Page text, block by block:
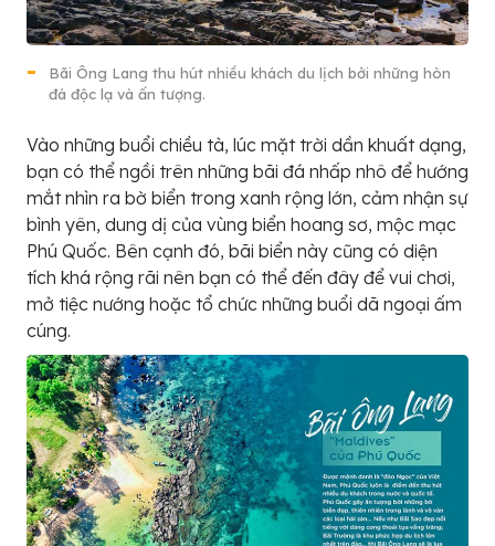
Bãi Ông Lang thu hút nhiều khách du lịch bởi những hòn
đá độc lạ và ấn tượng.
Vào những buổi chiều tà, lúc mặt trời dần khuất dạng,
bạn có thể ngồi trên những bãi đá nhấp nhô để hướng
mắt nhìn ra bờ biển trong xanh rộng lớn, cảm nhận sự
bình yên, dung dị của vùng biển hoang sơ, mộc mạc
Phú Quốc. Bên cạnh đó, bãi biển này cũng có diện
tích khá rộng rãi nên bạn có thể đến đây để vui chơi,
mở tiệc nướng hoặc tổ chức những buổi dã ngoại ấm
cúng.